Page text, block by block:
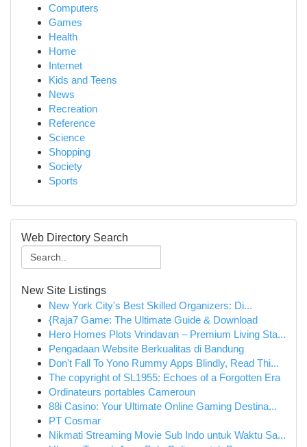
Computers
Games
Health
Home
Internet
Kids and Teens
News
Recreation
Reference
Science
Shopping
Society
Sports
Web Directory Search
New Site Listings
New York City's Best Skilled Organizers: Di...
{Raja7 Game: The Ultimate Guide & Download
Hero Homes Plots Vrindavan – Premium Living Sta...
Pengadaan Website Berkualitas di Bandung
Don't Fall To Yono Rummy Apps Blindly, Read Thi...
The copyright of SL1955: Echoes of a Forgotten Era
Ordinateurs portables Cameroun
88i Casino: Your Ultimate Online Gaming Destina...
PT Cosmar
Nikmati Streaming Movie Sub Indo untuk Waktu Sa...